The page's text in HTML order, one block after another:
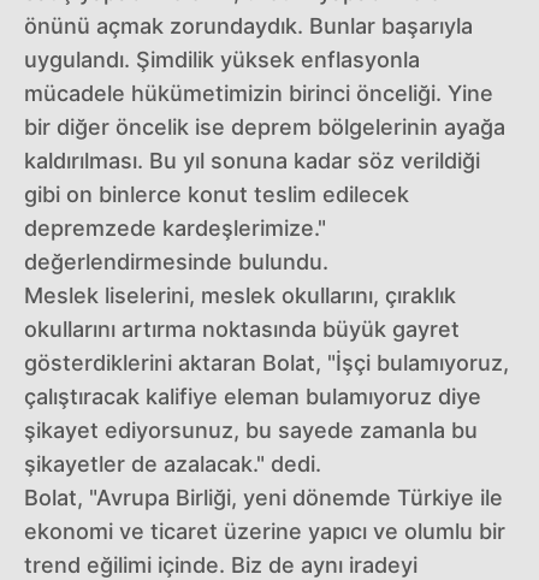
önünü açmak zorundaydık. Bunlar başarıyla
uygulandı. Şimdilik yüksek enflasyonla
mücadele hükümetimizin birinci önceliği. Yine
bir diğer öncelik ise deprem bölgelerinin ayağa
kaldırılması. Bu yıl sonuna kadar söz verildiği
gibi on binlerce konut teslim edilecek
depremzede kardeşlerimize."
değerlendirmesinde bulundu.
Meslek liselerini, meslek okullarını, çıraklık
okullarını artırma noktasında büyük gayret
gösterdiklerini aktaran Bolat, "İşçi bulamıyoruz,
çalıştıracak kalifiye eleman bulamıyoruz diye
şikayet ediyorsunuz, bu sayede zamanla bu
şikayetler de azalacak." dedi.
Bolat, "Avrupa Birliği, yeni dönemde Türkiye ile
ekonomi ve ticaret üzerine yapıcı ve olumlu bir
trend eğilimi içinde. Biz de aynı iradeyi